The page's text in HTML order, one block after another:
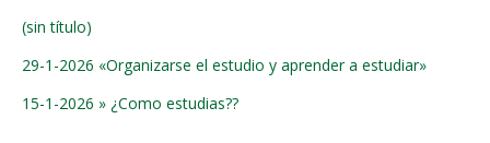
(sin título)
29-1-2026 «Organizarse el estudio y aprender a estudiar»
15-1-2026 » ¿Como estudias??